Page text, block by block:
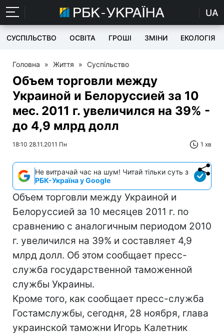
UA
СУСПІЛЬСТВО ОСВІТА ГРОШІ ЗМІНИ ЕКОЛОГІЯ
Головна » Життя » Суспільство
Объем торговли между
Украиной и Белоруссией за 10
мес. 2011 г. увеличился на 39% -
до 4,9 млрд долл
18:10 28.11.2011 Пн 1 хв
Не витрачай час на шум! Читай тільки суть з
РБК-Україна у Google
Объем торговли между Украиной и
Белоруссией за 10 месяцев 2011 г. по
сравнению с аналогичным периодом 2010
г. увеличился на 39% и составляет 4,9
млрд долл. Об этом сообщает пресс-
служба государственной таможенной
службы Украины.
Кроме того, как сообщает пресс-служба
Гостамслужбы, сегодня, 28 ноября, глава
украинской таможни Игорь Калетник